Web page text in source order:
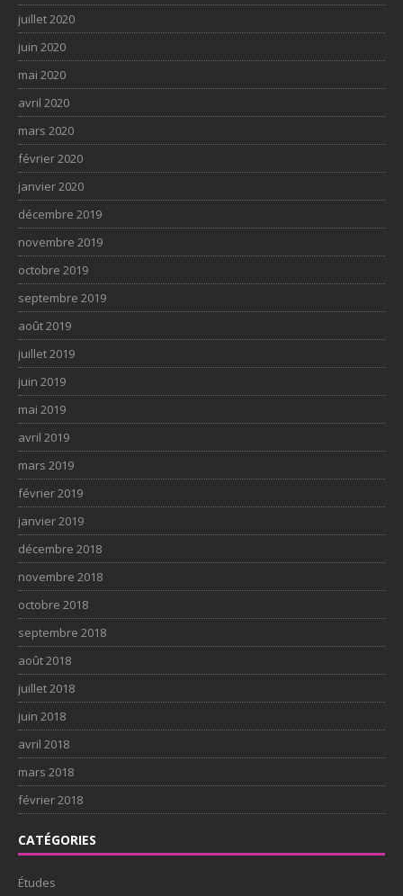
juillet 2020
juin 2020
mai 2020
avril 2020
mars 2020
février 2020
janvier 2020
décembre 2019
novembre 2019
octobre 2019
septembre 2019
août 2019
juillet 2019
juin 2019
mai 2019
avril 2019
mars 2019
février 2019
janvier 2019
décembre 2018
novembre 2018
octobre 2018
septembre 2018
août 2018
juillet 2018
juin 2018
avril 2018
mars 2018
février 2018
CATÉGORIES
Études